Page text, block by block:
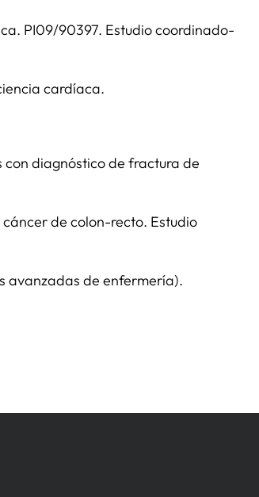
PI09/90397. Estudio coordinado-
cardíaca.
con diagnóstico de fractura de
de colon-recto. Estudio
avanzadas de enfermería).